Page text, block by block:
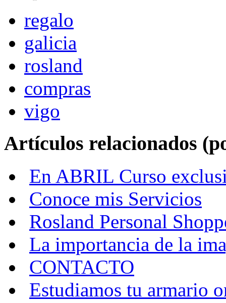
regalo
galicia
rosland
compras
vigo
Artículos relacionados
En ABRIL Curso
Conoce mis Servicios
Rosland Personal
La importancia de la
CONTACTO
Estudiamos tu armario